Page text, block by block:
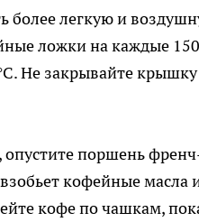
легкую и
ложки на каждые
Не закрывайте крышку
поршень
кофейные
кофе по чашкам,